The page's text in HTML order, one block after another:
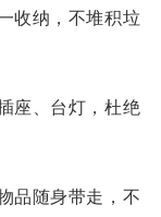
收纳，不堆积垃
座、台灯，杜绝
品随身带走，不